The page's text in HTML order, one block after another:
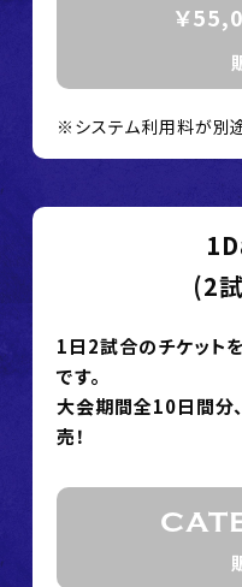
￥
※システム利用料が別
(2
1日2試合のチケット
です。
大会期間全10日間分
売！